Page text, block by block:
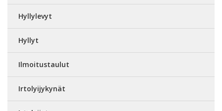
Hyllylevyt
Hyllyt
Ilmoitustaulut
Irtolyijykynät